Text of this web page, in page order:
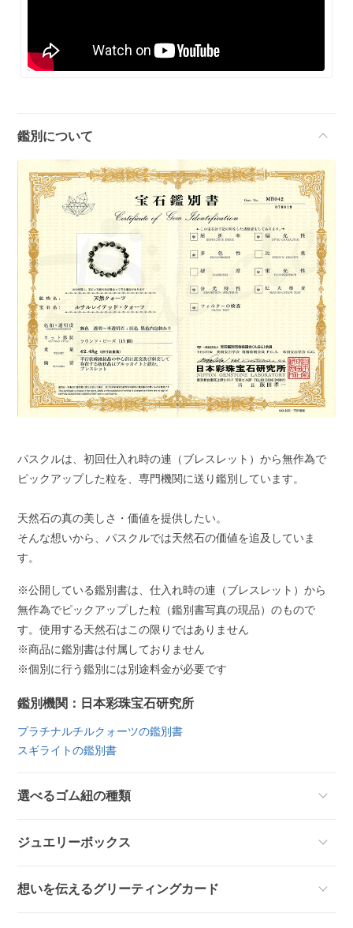
鑑別について
パスクルは、初回仕入れ時の連（ブレスレット）から無作為で
ピックアップした粒を、専門機関に送り鑑別しています。
天然石の真の美しさ・価値を提供したい。
そんな想いから、パスクルでは天然石の価値を追及していま
す。
※公開している鑑別書は、仕入れ時の連（ブレスレット）から
無作為でピックアップした粒（鑑別書写真の現品）のもので
す。使用する天然石はこの限りではありません
※商品に鑑別書は付属しておりません
※個別に行う鑑別には別途料金が必要です
鑑別機関：日本彩珠宝石研究所
プラチナルチルクォーツの鑑別書
スギライトの鑑別書
選べるゴム紐の種類
ジュエリーボックス
想いを伝えるグリーティングカード